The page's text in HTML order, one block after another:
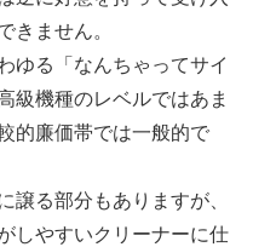
きません。
ゆる「なんちゃってサイ
級機種のレベルではあま
的廉価帯では一般的で
譲る部分もありますが、
しやすいクリーナーに仕